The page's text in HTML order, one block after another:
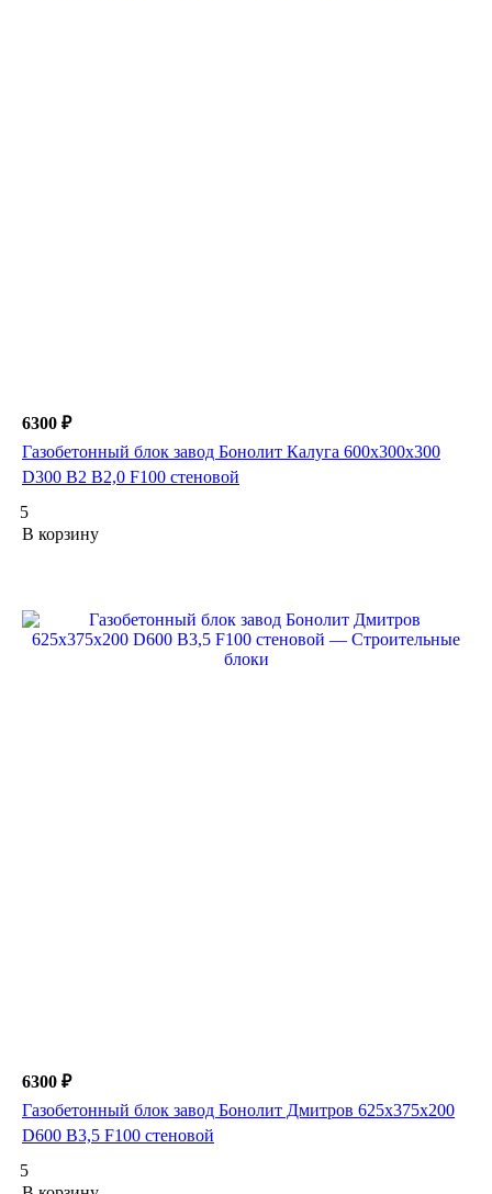
6300 ₽
Газобетонный блок завод Бонолит Калуга 600х300х300
D300 B2 B2,0 F100 стеновой
5
В корзину
6300 ₽
Газобетонный блок завод Бонолит Дмитров 625х375х200
D600 В3,5 F100 стеновой
5